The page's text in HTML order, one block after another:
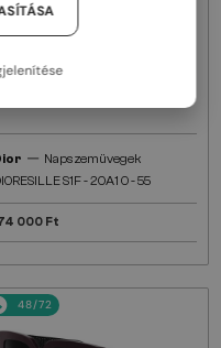
— Napszemüvegek
S1F - 20A1 O - 55
000 Ft
48/72